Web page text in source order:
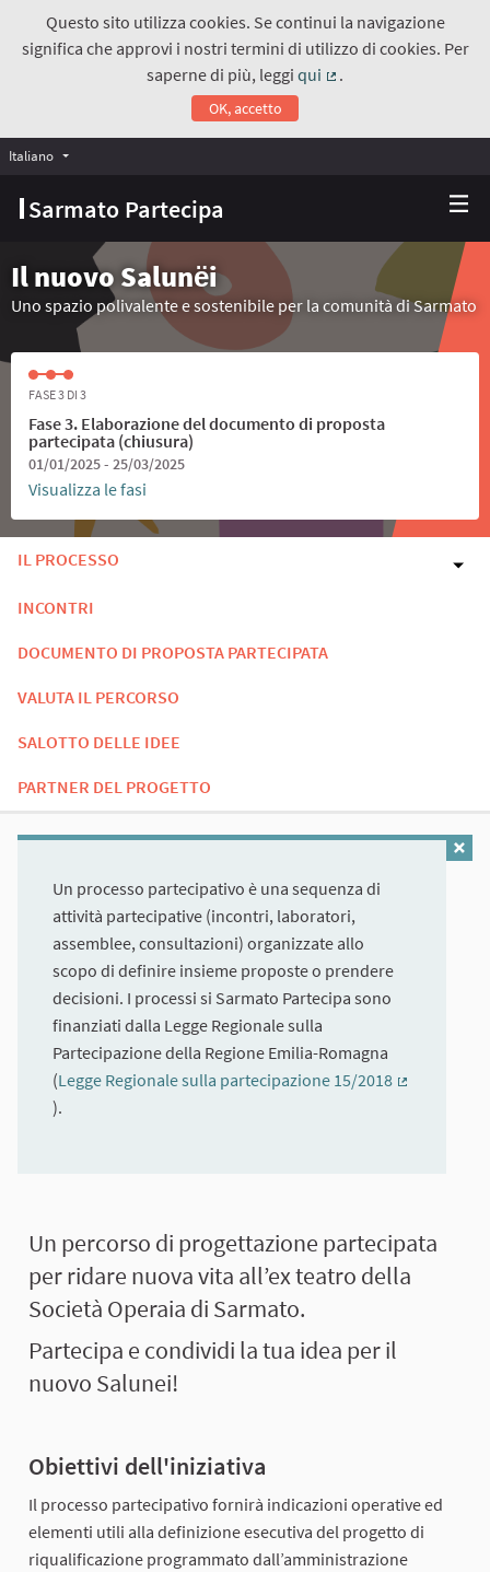
Questo sito utilizza cookies. Se continui la navigazione
significa che approvi i nostri termini di utilizzo di cookies. Per
saperne di più, leggiqui
.
OK, accetto
Sarmato Partecipa
Italiano Choose language
Il nuovo Salunёi
Uno spazio polivalente e sostenibile per la comunità di Sarmato
FASE 3 DI 3
Fase 3. Elaborazione del documento di proposta
partecipata (chiusura)
01/01/2025 - 25/03/2025
Visualizza le fasi
IL PROCESSO
INCONTRI
DOCUMENTO DI PROPOSTA PARTECIPATA
VALUTA IL PERCORSO
SALOTTO DELLE IDEE
PARTNER DEL PROGETTO
Un processo partecipativo è una sequenza di
attività partecipative (incontri, laboratori,
assemblee, consultazioni) organizzate allo
scopo di definire insieme proposte o prendere
decisioni. I processi si Sarmato Partecipa sono
finanziati dalla Legge Regionale sulla
Partecipazione della Regione Emilia-Romagna
(Legge Regionale sulla partecipazione 15/2018
).
Informazioni su questo processo
Un percorso di progettazione partecipata
per ridare nuova vita all’ex teatro della
Società Operaia di Sarmato.
Partecipa e condividi la tua idea per il
nuovo Salunei!
Obiettivi dell'iniziativa
Il processo partecipativo fornirà indicazioni operative ed
elementi utili alla definizione esecutiva del progetto di
riqualificazione programmato dall’amministrazione